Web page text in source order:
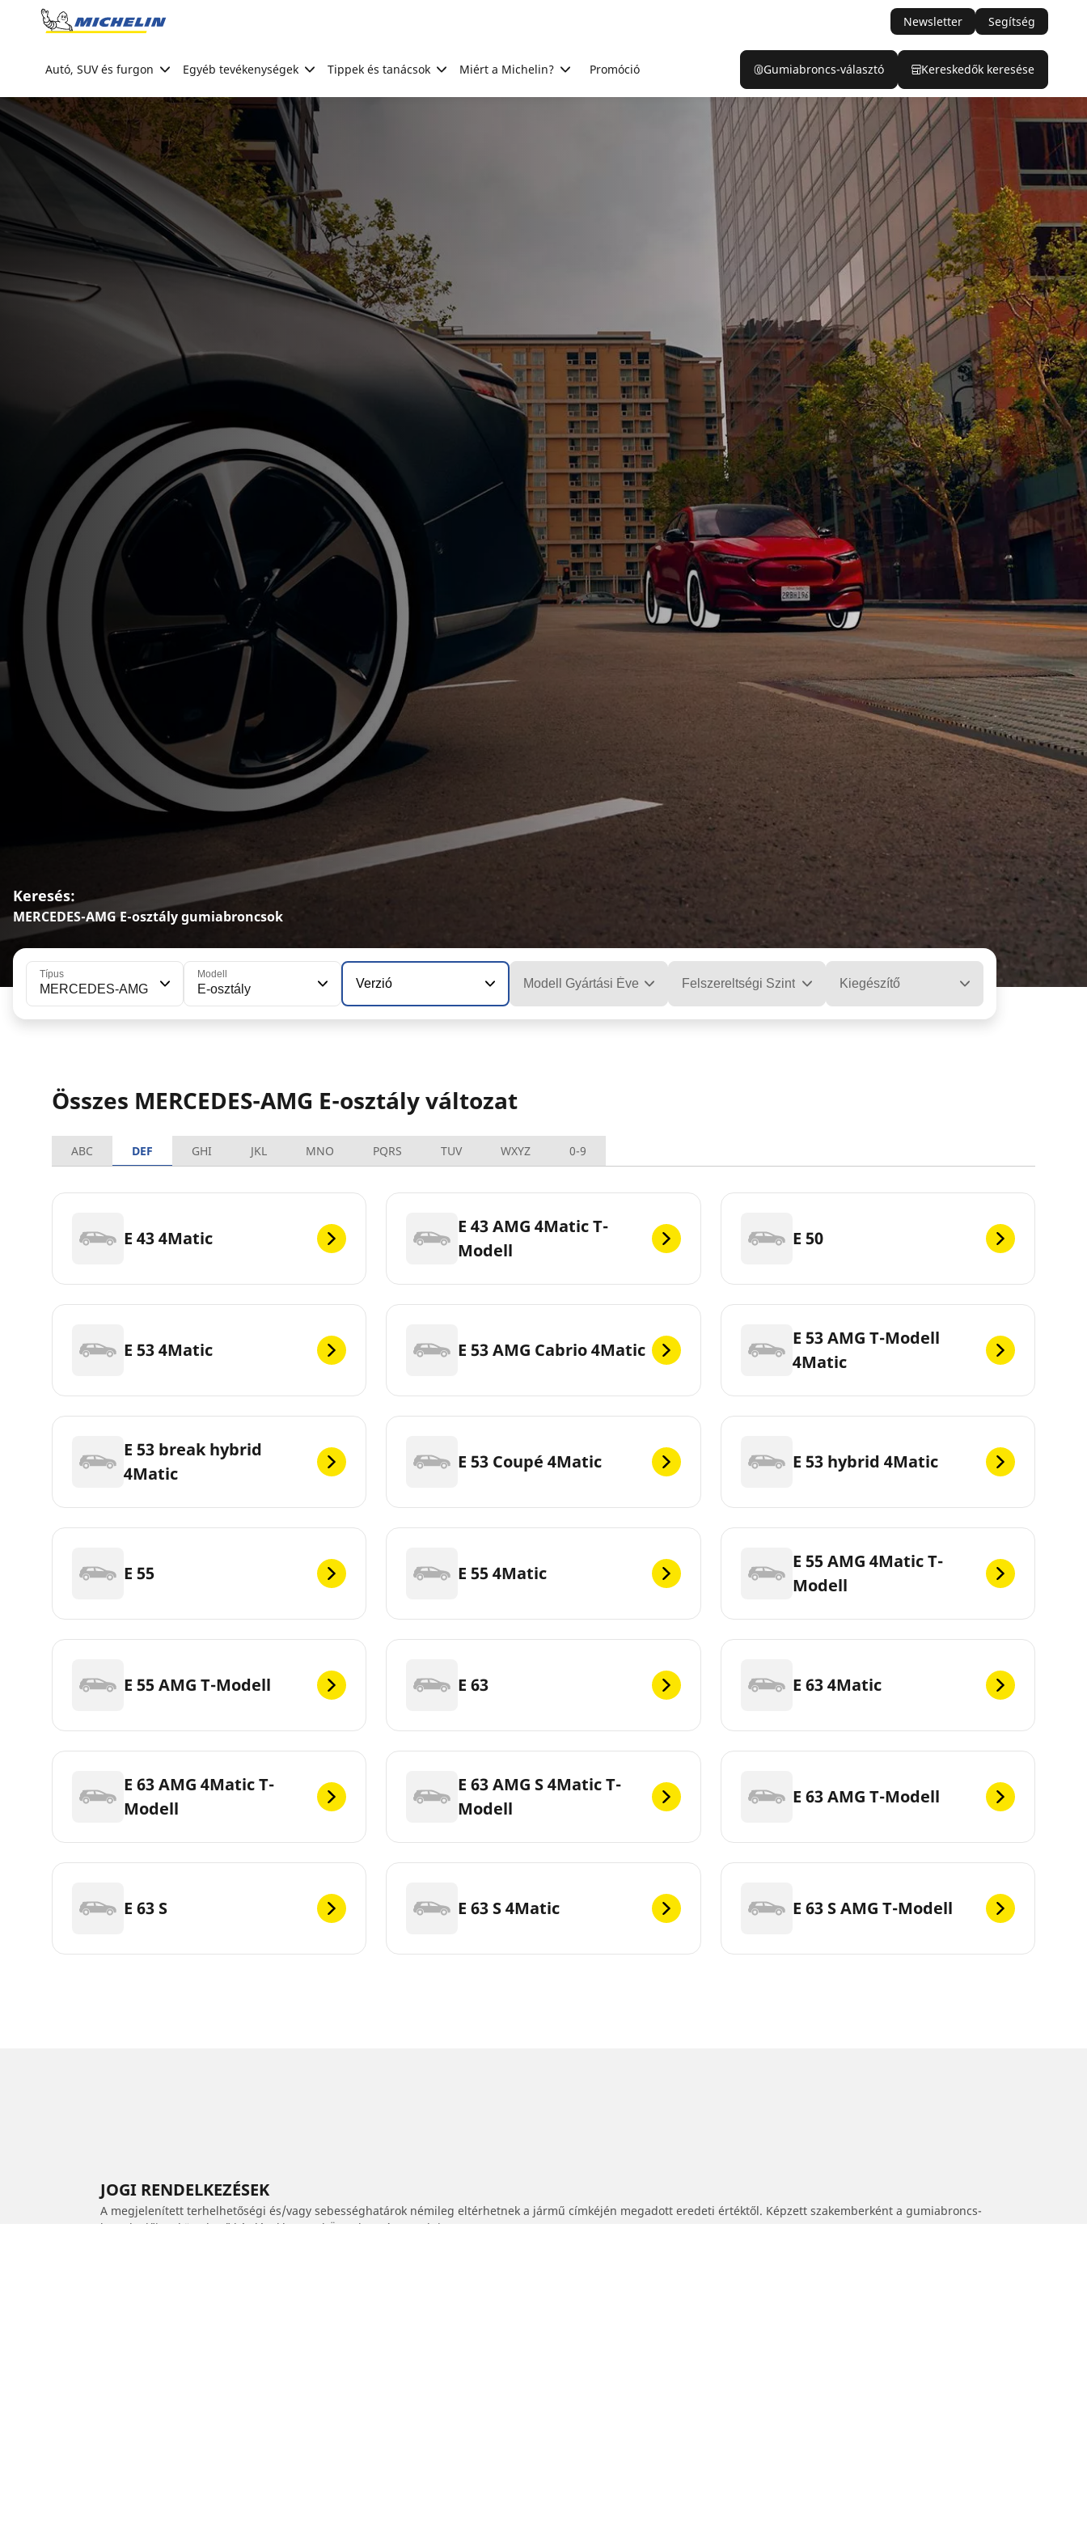
Go to page content
Newsletter Segítség
Autó, SUV és furgon Egyéb tevékenységek Tippek és tanácsok Miért a Michelin? Promóció Gumiabroncs-választó Kereskedők keresése
Keresés:
MERCEDES-AMG E-osztály gumiabroncsok
Típus
MERCEDES-AMG
Modell
E-osztály Verzió Modell Gyártási Éve Felszereltségi Szint Kiegészítő
Összes MERCEDES-AMG E-osztály változat
ABC DEF GHI JKL MNO PQRS TUV WXYZ 0-9
E 43 4Matic
E 43 AMG 4Matic T-
Modell
E 50
E 53 4Matic E 53 AMG Cabrio 4Matic
E 53 AMG T-Modell
4Matic
E 53 break hybrid
4Matic
E 53 Coupé 4Matic E 53 hybrid 4Matic
E 55 E 55 4Matic
E 55 AMG 4Matic T-
Modell
E 55 AMG T-Modell E 63 E 63 4Matic
E 63 AMG 4Matic T-
Modell
E 63 AMG S 4Matic T-
Modell
E 63 AMG T-Modell
E 63 S E 63 S 4Matic E 63 S AMG T-Modell
JOGI RENDELKEZÉSEK
A megjelenített terhelhetőségi és/vagy sebességhatárok némileg eltérhetnek a jármű címkéjén megadott eredeti értéktől. Képzett szakemberként a gumiabroncs-
kereskedője a következő kérdésekben tud Önnek tanácsot adni :